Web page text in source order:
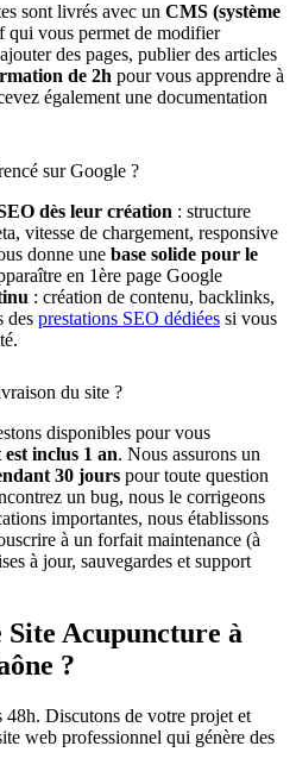
sont livrés avec un CMS (système
qui vous permet de modifier
des pages, publier des articles
de 2h pour vous apprendre à
également une documentation
sur Google ?
dès leur création : structure
vitesse de chargement, responsive
donne une base solide pour le
en 1ère page Google
: création de contenu, backlinks,
des prestations SEO dédiées si vous
du site ?
disponibles pour vous
inclus 1 an. Nous assurons un
30 jours pour toute question
un bug, nous le corrigeons
importantes, nous établissons
à un forfait maintenance (à
à jour, sauvegardes et support
Acupuncture à
?
48h. Discutons de votre projet et
web professionnel qui génère des